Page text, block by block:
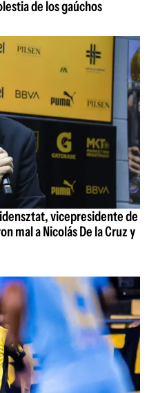
de los gaúchos
vicepresidente de
mal a Nicolás De la Cruz y